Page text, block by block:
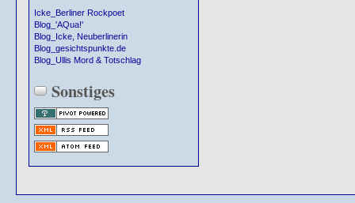
Icke_Berliner Rockpoet
Blog_'AQua!'
Blog_Icke, Neuberlinerin
Blog_gesichtspunkte.de
Blog_Ullis Mord & Totschlag
Sonstiges